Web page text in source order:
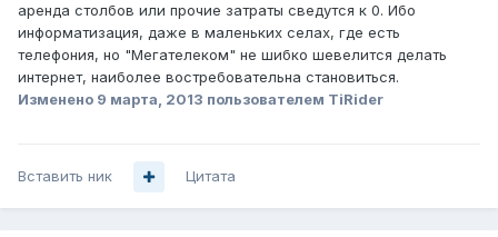
аренда столбов или прочие затраты сведутся к 0. Ибо
информатизация, даже в маленьких селах, где есть
телефония, но "Мегателеком" не шибко шевелится делать
интернет, наиболее востребовательна становиться.
Изменено 9 марта, 2013 пользователем TiRider
Вставить ник Цитата